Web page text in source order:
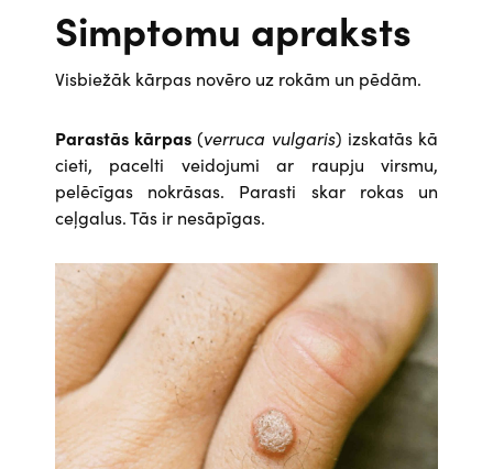
Simptomu apraksts
Visbiežāk kārpas novēro uz rokām un pēdām.
Parastās kārpas (verruca vulgaris) izskatās kā
cieti, pacelti veidojumi ar raupju virsmu,
pelēcīgas nokrāsas. Parasti skar rokas un
ceļgalus. Tās ir nesāpīgas.
Attēls